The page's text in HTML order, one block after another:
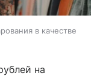
в качестве
на